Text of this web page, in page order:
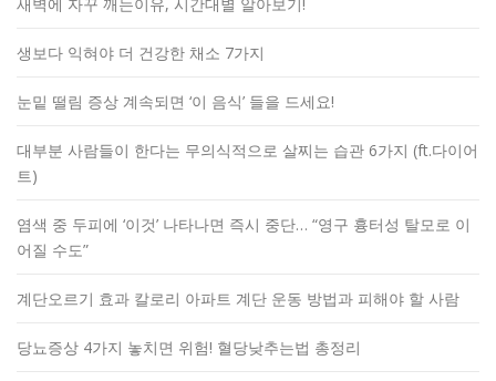
생보다 익혀야 더 건강한 채소 7가지
눈밑 떨림 증상 계속되면 ‘이 음식’ 들을 드세요!
대부분 사람들이 한다는 무의식적으로 살찌는 습관 6가지 (ft.다이어
트)
염색 중 두피에 ‘이것’ 나타나면 즉시 중단… “영구 흉터성 탈모로 이
어질 수도”
계단오르기 효과 칼로리 아파트 계단 운동 방법과 피해야 할 사람
당뇨증상 4가지 놓치면 위험! 혈당낮추는법 총정리